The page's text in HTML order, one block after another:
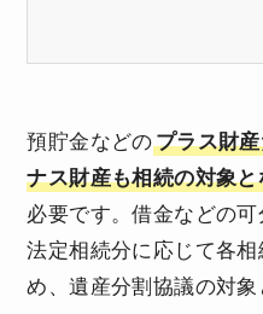
預貯金などのプラス財
ナス財産も相続の対象と
必要です。借金などの
法定相続分に応じて各
め、遺産分割協議の対象